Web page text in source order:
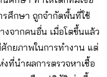
รศึกษา ถูกจำกัดพื้นที่ใช้
งจากคนอื่น เมื่อโตขึ้นแล้ว
กยภาพในการทำงาน แต่
ที่นำผลการตรวจหาเชื้อ